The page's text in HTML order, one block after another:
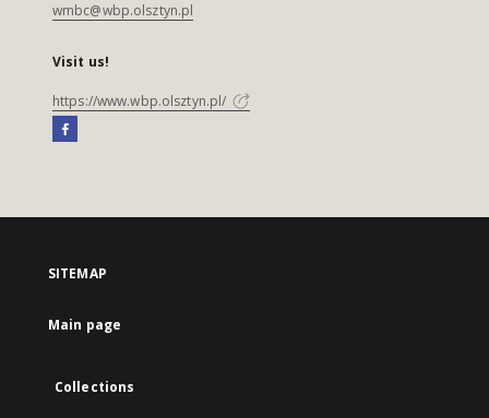
wmbc@wbp.olsztyn.pl
Visit us!
https://www.wbp.olsztyn.pl/
SITEMAP
Main page
Collections